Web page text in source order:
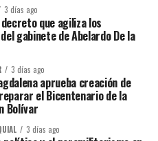
3 días ago
que agiliza los
gabinete de Abelardo De la
3 días ago
aprueba creación de
el Bicentenario de la
Bolívar
3 días ago